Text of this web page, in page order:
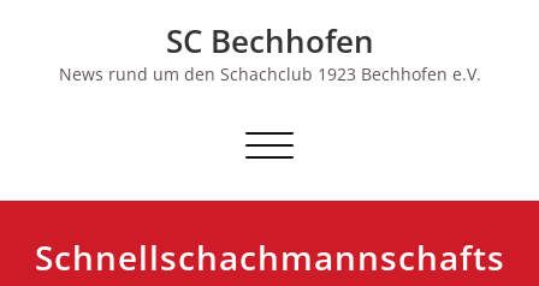
SC Bechhofen
News rund um den Schachclub 1923 Bechhofen e.V.
Schalte
Schnellschachmannschafts